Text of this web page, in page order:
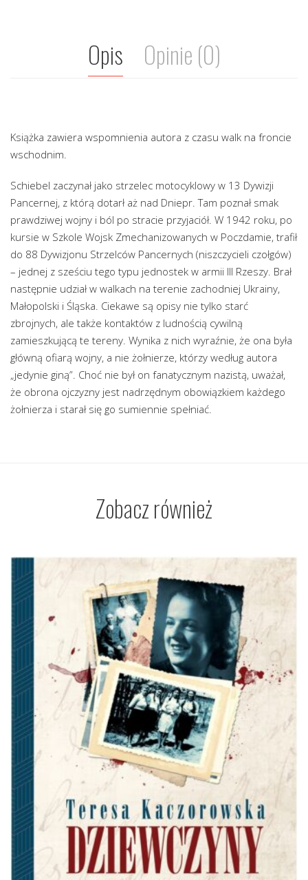
Opis Opinie (0)
Książka zawiera wspomnienia autora z czasu walk na froncie
wschodnim.
Schiebel zaczynał jako strzelec motocyklowy w 13 Dywizji
Pancernej, z którą dotarł aż nad Dniepr. Tam poznał smak
prawdziwej wojny i ból po stracie przyjaciół. W 1942 roku, po
kursie w Szkole Wojsk Zmechanizowanych w Poczdamie, trafił
do 88 Dywizjonu Strzelców Pancernych (niszczycieli czołgów)
– jednej z sześciu tego typu jednostek w armii III Rzeszy. Brał
następnie udział w walkach na terenie zachodniej Ukrainy,
Małopolski i Śląska. Ciekawe są opisy nie tylko starć
zbrojnych, ale także kontaktów z ludnością cywilną
zamieszkującą te tereny. Wynika z nich wyraźnie, że ona była
główną ofiarą wojny, a nie żołnierze, którzy według autora
„jedynie giną”. Choć nie był on fanatycznym nazistą, uważał,
że obrona ojczyzny jest nadrzędnym obowiązkiem każdego
żołnierza i starał się go sumiennie spełniać.
Zobacz również